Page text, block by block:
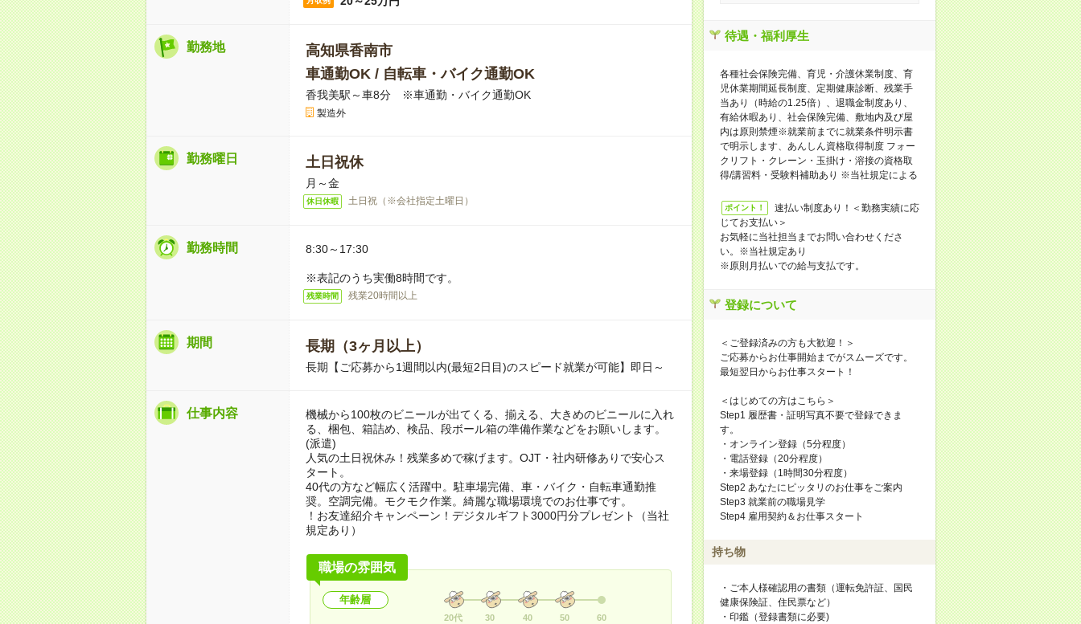
勤務地
高知県香南市
車通勤OK / 自転車・バイク通勤OK
香我美駅～車8分 ※車通勤・バイク通勤OK
製造外
勤務曜日 土日祝休
月～金
休日休暇 土日祝（※会社指定土曜日）
勤務時間 8:30～17:30
※表記のうち実働8時間です。
残業時間 残業20時間以上
期間 長期（3ヶ月以上）
長期【ご応募から1週間以内(最短2日目)のスピード就業が可能】即日～
仕事内容
機械から100枚のビニールが出てくる、揃える、大きめのビニールに入れ
る、梱包、箱詰め、検品、段ボール箱の準備作業などをお願いします。
(派遣)
人気の土日祝休み！残業多めで稼げます。OJT・社内研修ありで安心ス
タート。
40代の方など幅広く活躍中。駐車場完備、車・バイク・自転車通勤推
奨。空調完備。モクモク作業。綺麗な職場環境でのお仕事です。
！お友達紹介キャンペーン！デジタルギフト3000円分プレゼント（当社
規定あり）
職場の雰囲気
年齢層
20代 30 40 50 60
待遇・福利厚生
各種社会保険完備、育児・介護休業制度、育
児休業期間延長制度、定期健康診断、残業手
当あり（時給の1.25倍）、退職金制度あり、
有給休暇あり、社会保険完備、敷地内及び屋
内は原則禁煙※就業前までに就業条件明示書
で明示します、あんしん資格取得制度 フォー
クリフト・クレーン・玉掛け・溶接の資格取
得/講習料・受験料補助あり ※当社規定による
ポイント！
速払い制度あり！＜勤務実績に応
じてお支払い＞
お気軽に当社担当までお問い合わせくださ
い。※当社規定あり
※原則月払いでの給与支払です。
登録について
＜ご登録済みの方も大歓迎！＞
ご応募からお仕事開始までがスムーズです。
最短翌日からお仕事スタート！
＜はじめての方はこちら＞
Step1 履歴書・証明写真不要で登録できま
す。
・オンライン登録（5分程度）
・電話登録（20分程度）
・来場登録（1時間30分程度）
Step2 あなたにピッタリのお仕事をご案内
Step3 就業前の職場見学
Step4 雇用契約＆お仕事スタート
持ち物
・ご本人様確認用の書類（運転免許証、国民
健康保険証、住民票など）
・印鑑（登録書類に必要)